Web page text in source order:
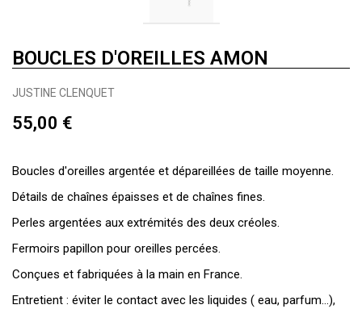
BOUCLES D'OREILLES AMON
JUSTINE CLENQUET
55,00 €
Boucles d'oreilles argentée et dépareillées de taille moyenne.
Détails de chaînes épaisses et de chaînes fines.
Perles argentées aux extrémités des deux créoles.
Fermoirs papillon pour oreilles percées.
Conçues et fabriquées à la main en France.
Entretient : éviter le contact avec les liquides ( eau, parfum…),